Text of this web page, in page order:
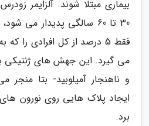
بیماری مبتلا شوند. آلزایمر
30 تا 60 سالگی پدیدار می
فقط 5 درصد از کل افرادی را که
می گیرد. این جهش های ژنتیکی
و ناهنجار آمیلوبید- بتا منجر
ایجاد پلاک هایی روی نورون
برد.